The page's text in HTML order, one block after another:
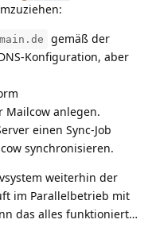
gemäß der
Konfiguration, aber
Mailcow anlegen.
einen Sync-Job
synchronisieren.
weiterhin der
im Parallelbetrieb mit
das alles funktioniert…